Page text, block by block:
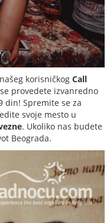
korisničkog Call
provedete izvanredno
din! Spremite se za
svoje mesto u
. Ukoliko nas budete
Beograda.